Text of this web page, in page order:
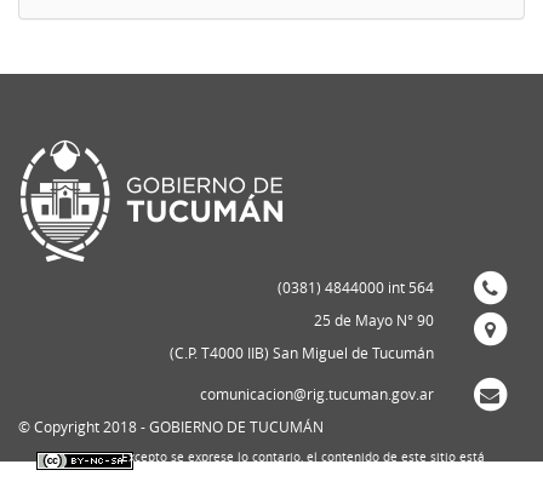
(0381) 4844000 int 564
25 de Mayo N° 90
(C.P. T4000 IIB) San Miguel de Tucumán
comunicacion@rig.tucuman.gov.ar
© Copyright 2018 - GOBIERNO DE TUCUMÁN
Excepto se exprese lo contario, el contenido de este sitio está
bajo una